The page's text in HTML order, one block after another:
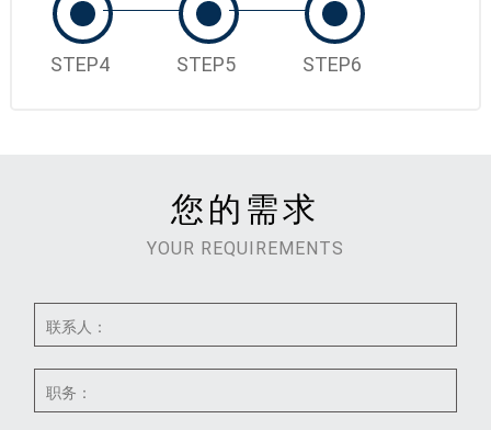
STEP4 STEP5 STEP6
您的需求
YOUR REQUIREMENTS